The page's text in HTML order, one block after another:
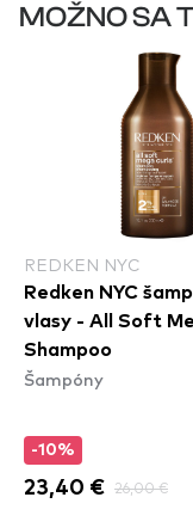
MOŽNO SA
REDKEN NYC
Redken NYC
vlasy - All Soft
Shampoo
Šampóny
-10%
23,40 € 26,00 €